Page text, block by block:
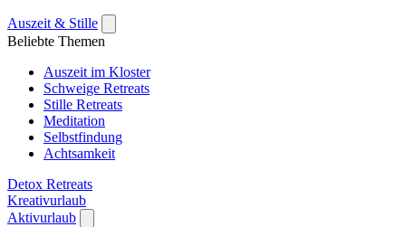
Auszeit & Stille
Beliebte Themen
Auszeit im Kloster
Schweige Retreats
Stille Retreats
Meditation
Selbstfindung
Achtsamkeit
Detox Retreats
Kreativurlaub
Aktivurlaub